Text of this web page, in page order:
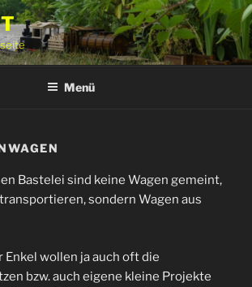
Menü
Bastelei sind keine Wagen gemeint,
sondern Wagen aus
Enkel wollen ja auch oft die
bzw. auch eigene kleine Projekte